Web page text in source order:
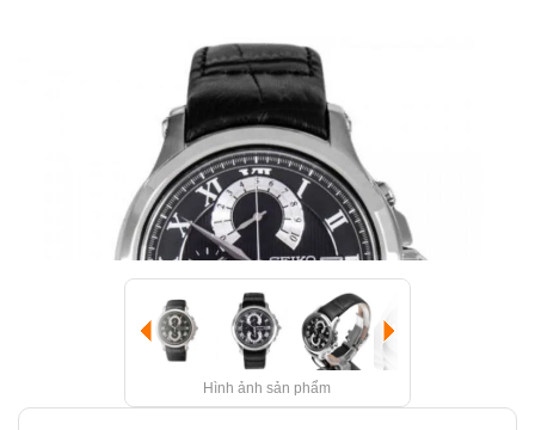
Hình ảnh sản phẩm